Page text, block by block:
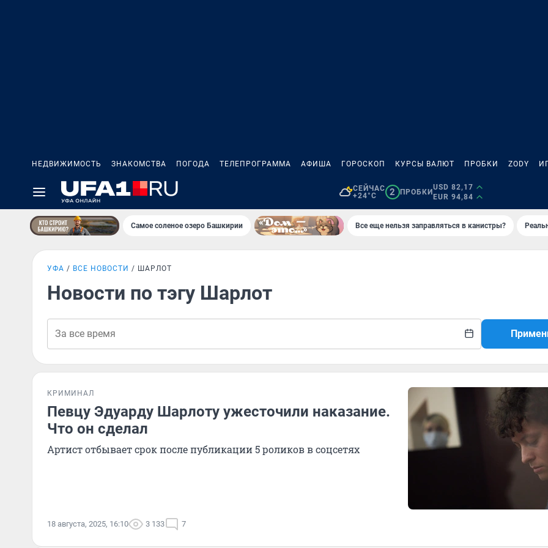
НЕДВИЖИМОСТЬ ЗНАКОМСТВА ПОГОДА ТЕЛЕПРОГРАММА АФИША ГОРОСКОП КУРСЫ ВАЛЮТ ПРОБКИ ZODY
СЕЙЧАС
+24°C
2 ПРОБКИ
USD 82,17
EUR 94,84
Самое соленое озеро Башкирии Все еще нельзя заправляться в канистры?
УФА ВСЕ НОВОСТИ ШАРЛОТ
Новости по тэгу Шарлот
КРИМИНАЛ
Певцу Эдуарду Шарлоту ужесточили наказание.
Что он сделал
Артист отбывает срок после публикации 5 роликов в соцсетях
18 августа, 2025, 16:10 3 133 7